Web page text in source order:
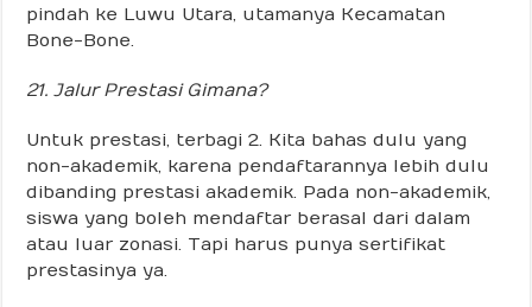
pindah ke Luwu Utara, utamanya Kecamatan
Bone-Bone.
21. Jalur Prestasi Gimana?
Untuk prestasi, terbagi 2. Kita bahas dulu yang
non-akademik, karena pendaftarannya lebih dulu
dibanding prestasi akademik. Pada non-akademik,
siswa yang boleh mendaftar berasal dari dalam
atau luar zonasi. Tapi harus punya sertifikat
prestasinya ya.